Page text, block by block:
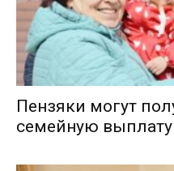
Пензяки могут
семейную выплату